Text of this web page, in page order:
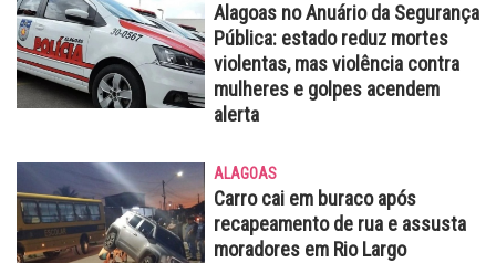
Alagoas no Anuário da Segurança
Pública: estado reduz mortes
violentas, mas violência contra
mulheres e golpes acendem
alerta
ALAGOAS
Carro cai em buraco após
recapeamento de rua e assusta
moradores em Rio Largo